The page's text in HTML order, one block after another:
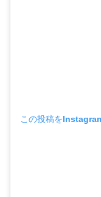
この投稿を